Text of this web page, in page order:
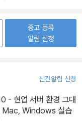
중고 등록
알림 신청
신간알림 신청
- 현업 서버 환경 그대
Mac, Windows 실습